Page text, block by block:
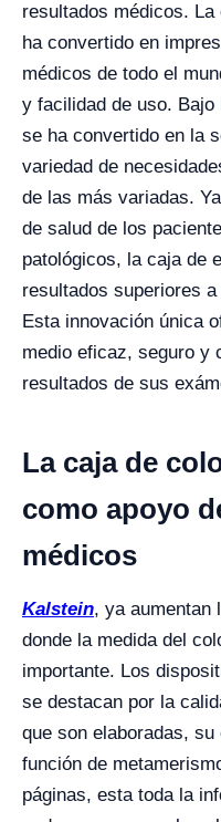
resultados médicos.
ha convertido en
médicos de todo el
y facilidad de uso.
se ha convertido en la
variedad de
de las más variadas.
de salud de los
patológicos, la caja de
resultados superiores
Esta innovación única
medio eficaz, seguro y
resultados de sus
La caja de
como apoyo
médicos
Kalstein, ya aumentan
donde la medida del
importante. Los
se destacan por la
que son elaboradas,
función de
páginas, esta toda la